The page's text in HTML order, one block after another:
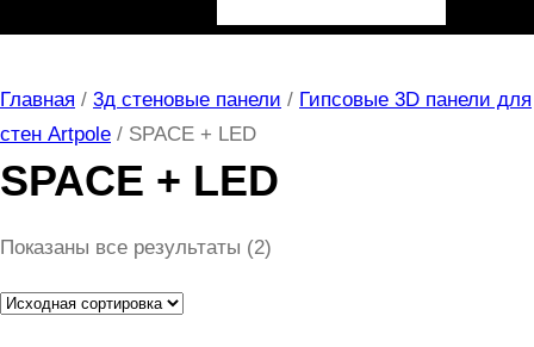
Главная / 3д стеновые панели / Гипсовые 3D панели для
стен Artpole / SPACE + LED
SPACE + LED
Показаны все результаты (2)